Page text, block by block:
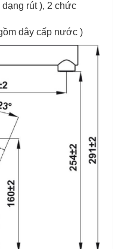
rút ), 2 chức
dây cấp nước )